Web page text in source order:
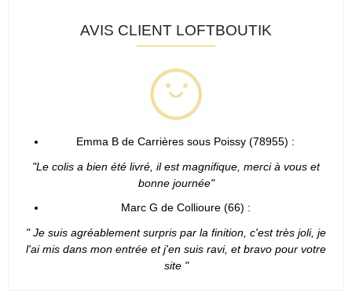
AVIS CLIENT LOFTBOUTIK
Emma B de Carrières sous Poissy (78955) :
"Le colis a bien été livré, il est magnifique, merci à vous et
bonne journée"
Marc G de Collioure (66) :
" Je suis agréablement surpris par la finition, c'est très joli, je
l'ai mis dans mon entrée et j'en suis ravi, et bravo pour votre
site "